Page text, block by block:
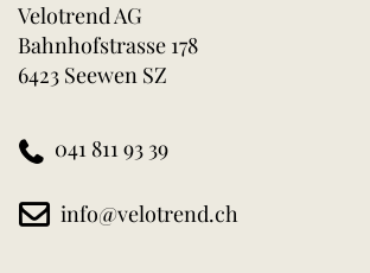
Velotrend AG
Bahnhofstrasse 178
6423 Seewen SZ
041 811 93 39
info@velotrend.ch